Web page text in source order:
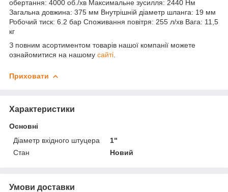
обертання: 4000 об./хв Максимальне зусилля: 2440 Нм
Загальна довжина: 375 мм Внутрішній діаметр шланга: 19 мм
Робочий тиск: 6.2 бар Споживання повітря: 255 л/хв Вага: 11,5
кг
З повним асортиментом товарів нашої компанії можете
ознайомитися на нашому сайті
Приховати
Характеристики
Основні
Діаметр вхідного штуцера
1"
Стан
Новий
Умови доставки